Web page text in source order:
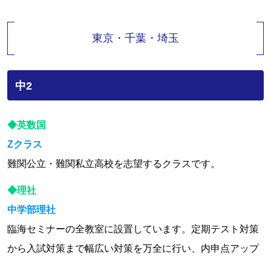
東京・千葉・埼玉
中2
◆英数国
Zクラス
難関公立・難関私立高校を志望するクラスです。
◆理社
中学部理社
臨海セミナーの全教室に設置しています。定期テスト対策
から入試対策まで幅広い対策を万全に行い、内申点アップ